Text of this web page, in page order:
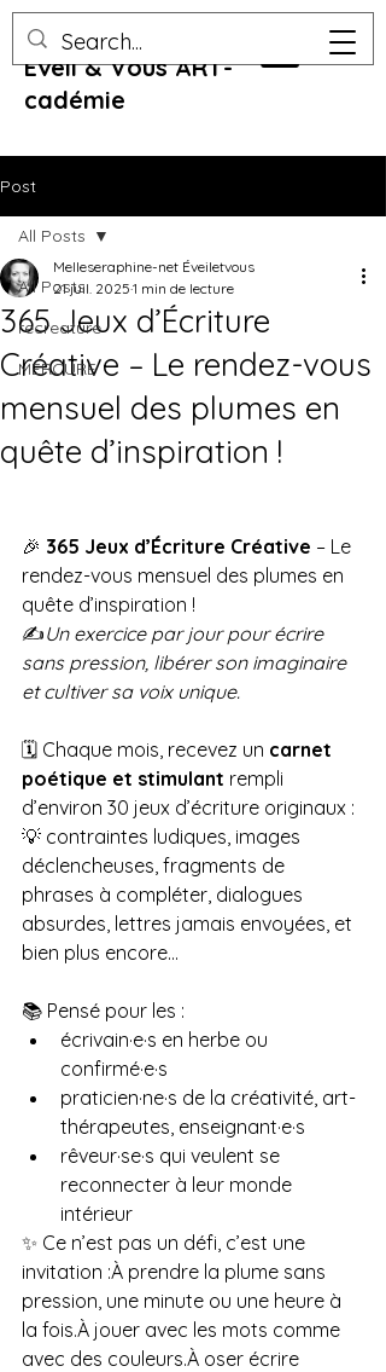
Eveil & Vous ART-
cadémie
Post
All Posts
recreature
MERCURE
All Posts
365 Jeux d’Écriture
Créative – Le rendez-vous
mensuel des plumes en
quête d’inspiration !
Melleseraphine-net Éveiletvous
21 juil. 2025 1 min de lecture
🎉 365 Jeux d’Écriture Créative – Le
rendez-vous mensuel des plumes en
quête d’inspiration !
✍️Un exercice par jour pour écrire
sans pression, libérer son imaginaire
et cultiver sa voix unique.
🗓️ Chaque mois, recevez un carnet
poétique et stimulant rempli
d’environ 30 jeux d’écriture originaux :
💡 contraintes ludiques, images
déclencheuses, fragments de
phrases à compléter, dialogues
absurdes, lettres jamais envoyées, et
bien plus encore...
📚 Pensé pour les :
écrivain·e·s en herbe ou
confirmé·e·s
praticien·ne·s de la créativité, art-
thérapeutes, enseignant·e·s
rêveur·se·s qui veulent se
reconnecter à leur monde
intérieur
✨ Ce n’est pas un défi, c’est une
invitation :À prendre la plume sans
pression, une minute ou une heure à
la fois.À jouer avec les mots comme
avec des couleurs.À oser écrire